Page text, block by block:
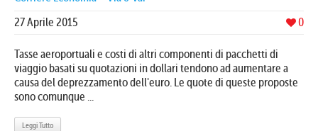
0
27 Aprile 2015
Tasse aeroportuali e costi di altri componenti di pacchetti di
viaggio basati su quotazioni in dollari tendono ad aumentare a
causa del deprezzamento dell'euro. Le quote di queste proposte
sono comunque ...
Leggi Tutto